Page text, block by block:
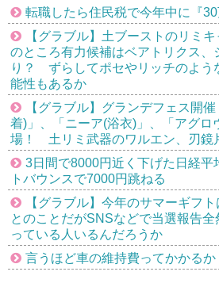
転職したら住民税で今年中に『
【グラブル】土ブーストのリミ
のところ有力候補はベアトリクス、
り？ ずらしてポセやリッチのよう
能性もあるか
【グラブル】グランデフェス開
着)」、「ニーア(浴衣)」、「アグロ
場！ 土リミ武器のワルエン、刃鏡
3日間で8000円近く下げた日経平
トバウンスで7000円跳ねる
【グラブル】今年のサマーギフ
とのことだがSNSなどで当選報告
っている人いるんだろうか
言うほど車の維持費ってかかるか